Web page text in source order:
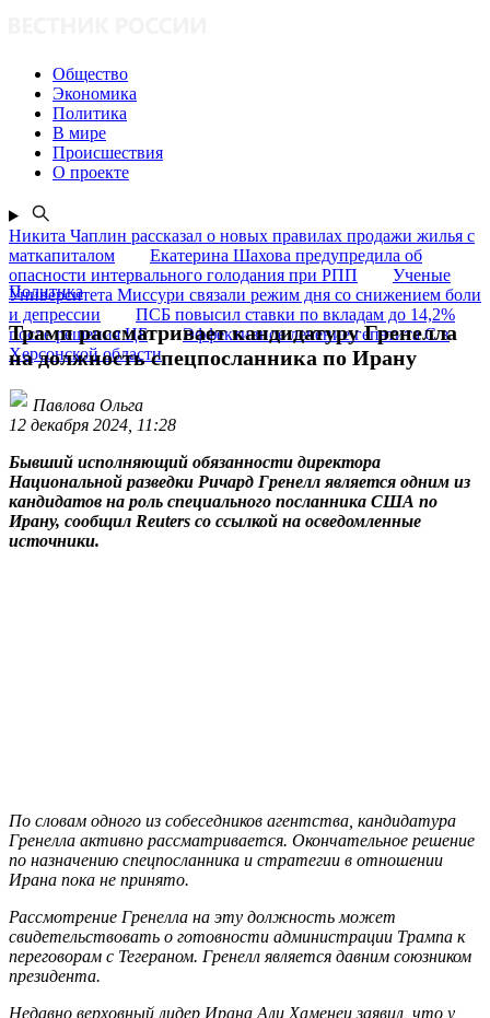
Общество
Экономика
Политика
В мире
Происшествия
О проекте
Никита Чаплин рассказал о новых правилах продажи жилья с
маткапиталом
Екатерина Шахова предупредила об
опасности интервального голодания при РПП
Ученые
Университета Миссури связали режим дня со снижением боли
и депрессии
ПСБ повысил ставки по вкладам до 14,2%
после решения ЦБ
Эффективное лечение гепатита C в
Херсонской области
Политика
Трамп рассматривает кандидатуру Гренелла
на должность спецпосланника по Ирану
Павлова Ольга
12 декабря 2024, 11:28
Бывший исполняющий обязанности директора
Национальной разведки Ричард Гренелл является одним из
кандидатов на роль специального посланника США по
Ирану, сообщил Reuters со ссылкой на осведомленные
источники.
По словам одного из собеседников агентства, кандидатура
Гренелла активно рассматривается. Окончательное решение
по назначению спецпосланника и стратегии в отношении
Ирана пока не принято.
Рассмотрение Гренелла на эту должность может
свидетельствовать о готовности администрации Трампа к
переговорам с Тегераном. Гренелл является давним союзником
президента.
Недавно верховный лидер Ирана Али Хаменеи заявил, что у